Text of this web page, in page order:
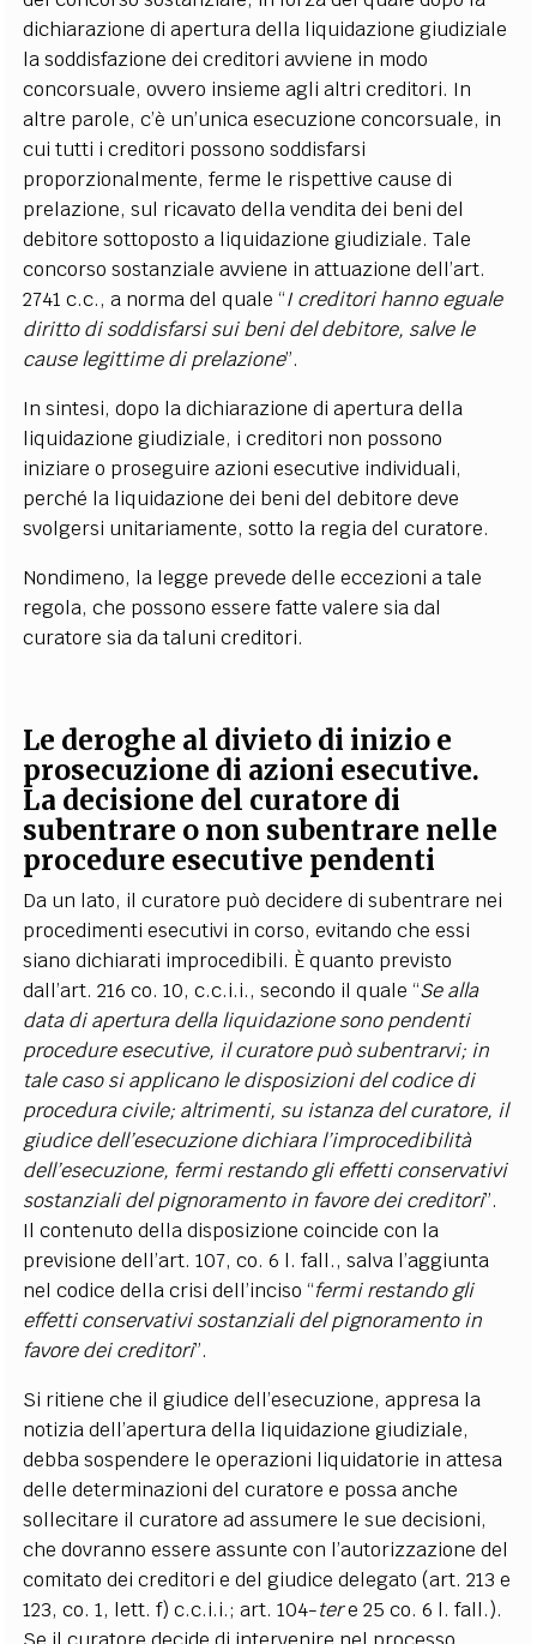
dichiarazione di apertura della liquidazione giudiziale
la soddisfazione dei creditori avviene in modo
concorsuale, ovvero insieme agli altri creditori. In
altre parole, c’è un’unica esecuzione concorsuale, in
cui tutti i creditori possono soddisfarsi
proporzionalmente, ferme le rispettive cause di
prelazione, sul ricavato della vendita dei beni del
debitore sottoposto a liquidazione giudiziale. Tale
concorso sostanziale avviene in attuazione dell’art.
2741 c.c., a norma del quale “I creditori hanno eguale
diritto di soddisfarsi sui beni del debitore, salve le
cause legittime di prelazione”.
In sintesi, dopo la dichiarazione di apertura della
liquidazione giudiziale, i creditori non possono
iniziare o proseguire azioni esecutive individuali,
perché la liquidazione dei beni del debitore deve
svolgersi unitariamente, sotto la regia del curatore.
Nondimeno, la legge prevede delle eccezioni a tale
regola, che possono essere fatte valere sia dal
curatore sia da taluni creditori.
Le deroghe al divieto di inizio e
prosecuzione di azioni esecutive.
La decisione del curatore di
subentrare o non subentrare nelle
procedure esecutive pendenti
Da un lato, il curatore può decidere di subentrare nei
procedimenti esecutivi in corso, evitando che essi
siano dichiarati improcedibili. È quanto previsto
dall’art. 216 co. 10, c.c.i.i., secondo il quale “Se alla
data di apertura della liquidazione sono pendenti
procedure esecutive, il curatore può subentrarvi; in
tale caso si applicano le disposizioni del codice di
procedura civile; altrimenti, su istanza del curatore, il
giudice dell’esecuzione dichiara l’improcedibilità
dell’esecuzione, fermi restando gli effetti conservativi
sostanziali del pignoramento in favore dei creditori”.
Il contenuto della disposizione coincide con la
previsione dell’art. 107, co. 6 l. fall., salva l’aggiunta
nel codice della crisi dell’inciso “fermi restando gli
effetti conservativi sostanziali del pignoramento in
favore dei creditori”.
Si ritiene che il giudice dell’esecuzione, appresa la
notizia dell’apertura della liquidazione giudiziale,
debba sospendere le operazioni liquidatorie in attesa
delle determinazioni del curatore e possa anche
sollecitare il curatore ad assumere le sue decisioni,
che dovranno essere assunte con l’autorizzazione del
comitato dei creditori e del giudice delegato (art. 213 e
123, co. 1, lett. f) c.c.i.i.; art. 104-tere 25 co. 6 l. fall.).